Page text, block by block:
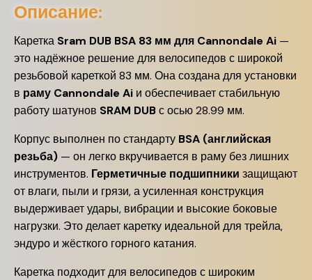
Описание:
Каретка Sram DUB BSA 83 мм для Cannondale Ai —
это надёжное решение для велосипедов с широкой
резьбовой кареткой 83 мм. Она создана для установки
в раму Cannondale Ai и обеспечивает стабильную
работу шатунов SRAM DUBс осью 28.99 мм.
Корпус выполнен по стандарту BSA (английская
резьба) — он легко вкручивается в раму без лишних
инструментов. Герметичные подшипники защищают
от влаги, пыли и грязи, а усиленная конструкция
выдерживает удары, вибрации и высокие боковые
нагрузки. Это делает каретку идеальной для трейла,
эндуро и жёсткого горного катания.
Каретка подходит для велосипедов с широким